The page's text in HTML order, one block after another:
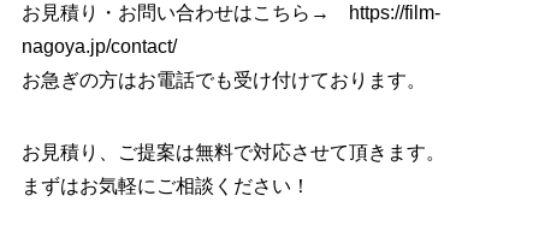
お見積り・お問い合わせはこちら→
https://film-
nagoya.jp/contact/
お急ぎの方はお電話でも受け付けております。
お見積り、ご提案は無料で対応させて頂きます。
まずはお気軽にご相談ください！